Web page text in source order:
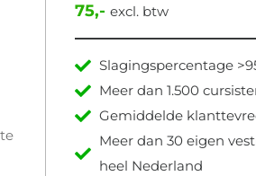
75,- excl. btw
Slagingspercentage
Meer dan 1.500
Gemiddelde
Meer dan 30 eigen
heel Nederland